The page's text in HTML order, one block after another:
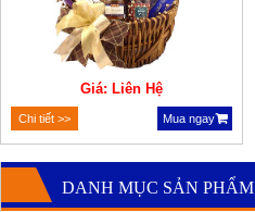
Giá: Liên Hệ
Chi tiết >> Mua ngay
DANH MỤC SẢN PHẨM